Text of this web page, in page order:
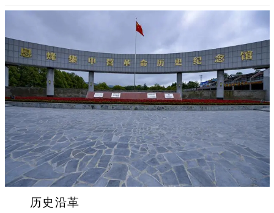
历史沿革